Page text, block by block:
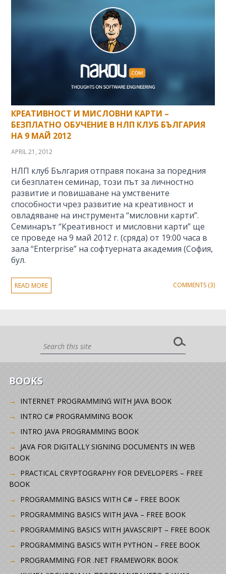
КРЕАТИВНОСТ И МИСЛОВНИ КАРТИ –
БЕЗПЛАТНО ОБУЧЕНИЕ В НЛП КЛУБ БЪЛГАРИЯ
НА 9 МАЙ 2012
APRIL 21, 2012
НЛП клуб България отправя покана за поредния
си безплатен семинар, този път за личностно
развитие и повишаване на умствените
способности чрез развитие на креативност и
овладяване на инструмента “мисловни карти”.
Семинарът “Креативност и мисловни карти” ще
се проведе на 9 май 2012 г. (сряда) от 19:00 часа в
зала “Enterprise” на софтуерната академия (София,
бул.
READ MORE COMMENTS (3)
BOOKS
INTERNET PROGRAMMING WITH JAVA BOOK
INTRO C# PROGRAMMING BOOK
INTRO JAVA PROGRAMMING BOOK
JAVA FOR DIGITALLY SIGNING DOCUMENTS IN WEB
BOOK
PRACTICAL CRYPTOGRAPHY FOR DEVELOPERS – FREE
BOOK
PROGRAMMING BASICS WITH C# – FREE BOOK
PROGRAMMING BASICS WITH JAVA – FREE BOOK
PROGRAMMING BASICS WITH JAVASCRIPT – FREE BOOK
PROGRAMMING BASICS WITH PYTHON – FREE BOOK
PROGRAMMING FOR .NET FRAMEWORK BOOK